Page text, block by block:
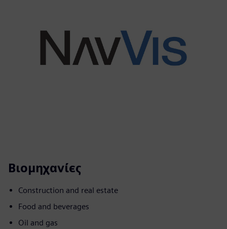
Βιομηχανίες
Construction and real estate
Food and beverages
Oil and gas